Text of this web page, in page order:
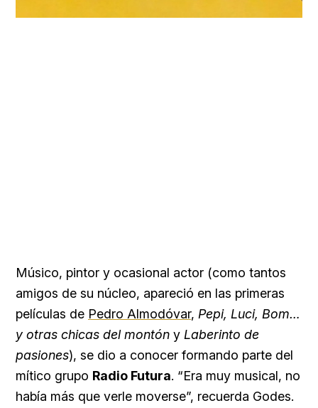
Músico, pintor y ocasional actor (como tantos
amigos de su núcleo, apareció en las primeras
películas de Pedro Almodóvar, Pepi, Luci, Bom…
y otras chicas del montón y Laberinto de
pasiones), se dio a conocer formando parte del
mítico grupo Radio Futura. “Era muy musical, no
había más que verle moverse”, recuerda Godes.